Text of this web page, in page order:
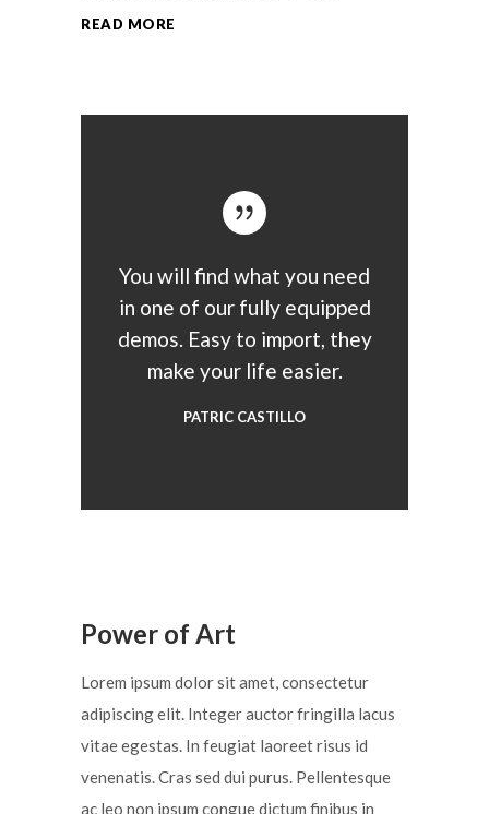
READ MORE
You will find what you need
in one of our fully equipped
demos. Easy to import, they
make your life easier.
PATRIC CASTILLO
Power of Art
Lorem ipsum dolor sit amet, consectetur
adipiscing elit. Integer auctor fringilla lacus
vitae egestas. In feugiat laoreet risus id
venenatis. Cras sed dui purus. Pellentesque
ac leo non ipsum congue dictum finibus in